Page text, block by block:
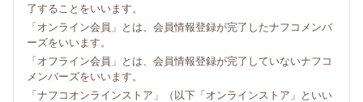
了することをいいます。
「オンライン会員」とは、会員情報登録が完了したナフコメンバ
ーズをいいます。
「オフライン会員」とは、会員情報登録が完了していないナフコ
メンバーズをいいます。
「ナフコオンラインストア」（以下「オンラインストア」といい